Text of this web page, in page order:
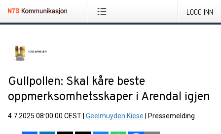
LOGG INN
Gullpollen: Skal kåre beste
oppmerksomhetsskaper i Arendal igjen
4.7.2025 08:00:00 CEST Geelmuyden Kiese Pressemelding